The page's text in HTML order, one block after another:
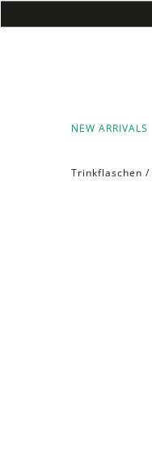
NEW ARRIVALS
Trinkflaschen /